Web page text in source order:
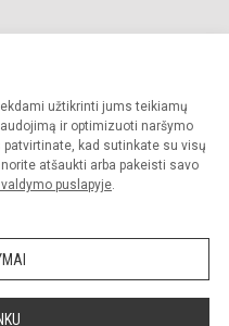
užtikrinti jums teikiamų
ir optimizuoti naršymo
patvirtinate, kad sutinkate su visų
atšaukti arba pakeisti savo
puslapyje.
Visos teisės saugomos.
sutikimo griežtai draudžiama.
Slapukų politika